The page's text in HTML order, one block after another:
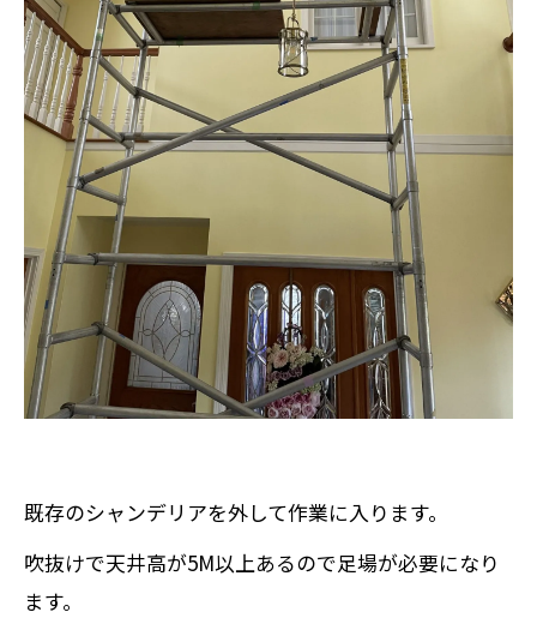
既存のシャンデリアを外して作業に入ります。
吹抜けで天井高が5M以上あるので足場が必要になり
ます。